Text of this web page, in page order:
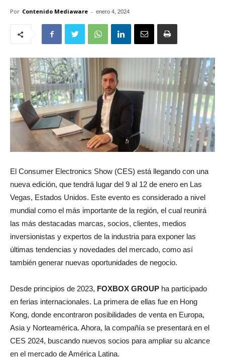
Por Contenido Mediaware - enero 4, 2024
El Consumer Electronics Show (CES) está llegando con una
nueva edición, que tendrá lugar del 9 al 12 de enero en Las
Vegas, Estados Unidos. Este evento es considerado a nivel
mundial como el más importante de la región, el cual reunirá
las más destacadas marcas, socios, clientes, medios
inversionistas y expertos de la industria para exponer las
últimas tendencias y novedades del mercado, como así
también generar nuevas oportunidades de negocio.
Desde principios de 2023, FOXBOX GROUP ha participado
en ferias internacionales. La primera de ellas fue en Hong
Kong, donde encontraron posibilidades de venta en Europa,
Asia y Norteamérica. Ahora, la compañía se presentará en el
CES 2024, buscando nuevos socios para ampliar su alcance
en el mercado de América Latina.